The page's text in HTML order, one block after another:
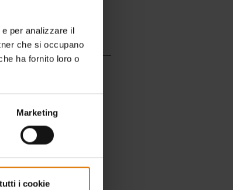
per analizzare il
che si occupano
ha fornito loro o
Marketing
i cookie